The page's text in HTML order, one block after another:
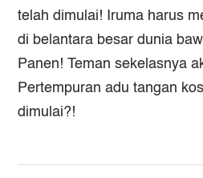
telah dimulai! Iruma harus
di belantara besar dunia
Panen! Teman sekelasnya
Pertempuran adu tangan
dimulai?!